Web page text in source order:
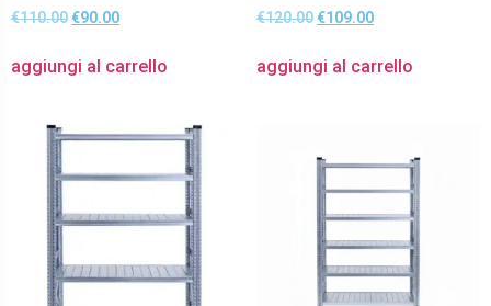
€110.00 €90.00
aggiungi al carrello
€120.00 €109.00
aggiungi al carrello